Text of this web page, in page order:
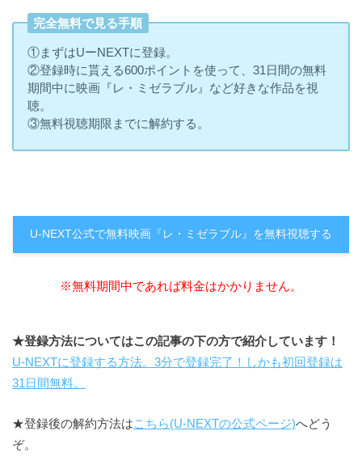
完全無料で見る手順
①まずはUーNEXTに登録。
②登録時に貰える600ポイントを使って、31日間の無料
期間中に映画『レ・ミゼラブル』など好きな作品を視
聴。
③無料視聴期限までに解約する。
U-NEXT公式で無料映画『レ・ミゼラブル』を無料視聴する
※無料期間中であれば料金はかかりません。
★登録方法についてはこの記事の下の方で紹介しています！
U-NEXTに登録する方法。3分で登録完了！しかも初回登録は
31日間無料。
★登録後の解約方法はこちら(U-NEXTの公式ページ)へどう
ぞ。